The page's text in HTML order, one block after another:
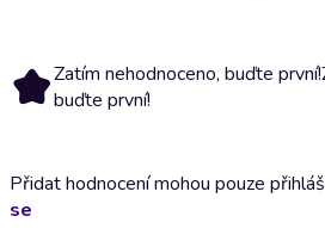
Zatím nehodnoceno, buďte první!
buďte první!
Přidat hodnocení mohou pouze
se